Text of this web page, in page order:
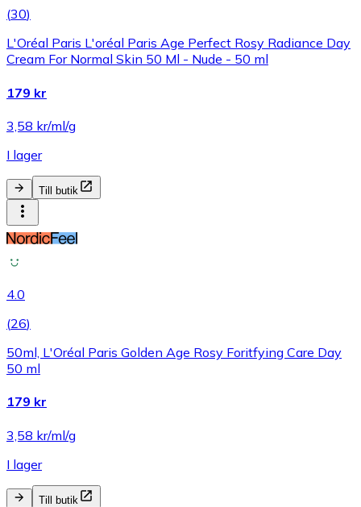
(30)
L'Oréal Paris L'oréal Paris Age Perfect Rosy Radiance Day
Cream For Normal Skin 50 Ml - Nude - 50 ml
179 kr
3,58 kr/ml/g
I lager
Till butik
4.0
(26)
50ml, L'Oréal Paris Golden Age Rosy Foritfying Care Day
50 ml
179 kr
3,58 kr/ml/g
I lager
Till butik